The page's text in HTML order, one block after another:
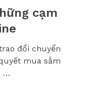
cạm
đổi chuyển
mua sắm
…